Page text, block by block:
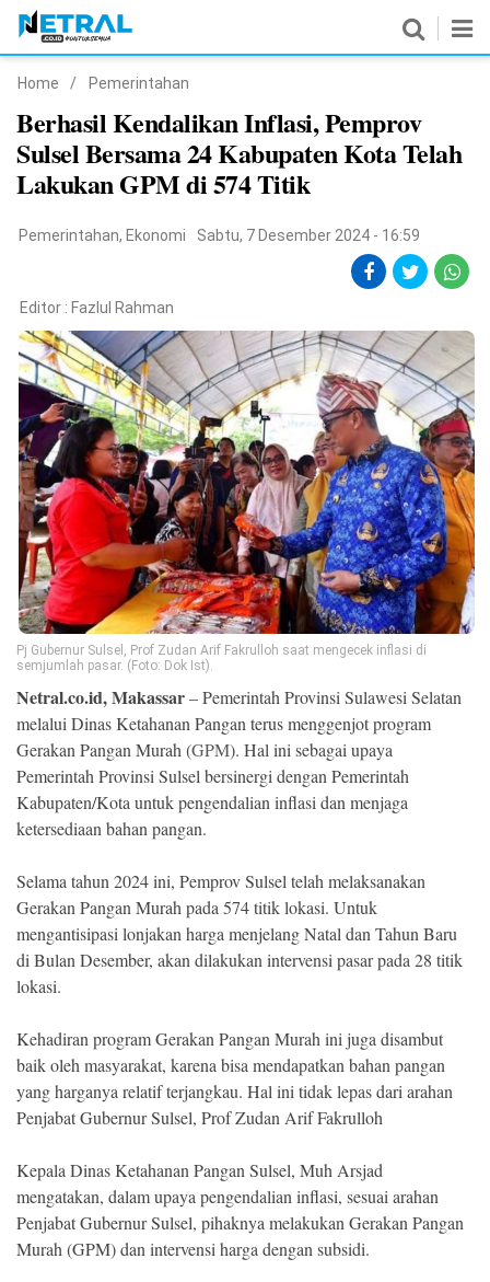
Nasional
Pemerintahan
Hukrim
Pendidikan
Peristiwa
Olahraga
Ekonomi
Memori
©
NETRAL
.
All
Right
Reserved
Home / Pemerintahan
Berhasil Kendalikan Inflasi, Pemprov
Sulsel Bersama 24 Kabupaten Kota Telah
Lakukan GPM di 574 Titik
Pemerintahan, Ekonomi Sabtu, 7 Desember 2024 - 16:59
Editor : Fazlul Rahman
Pj Gubernur Sulsel, Prof Zudan Arif Fakrulloh saat mengecek inflasi di
semjumlah pasar. (Foto: Dok Ist).
Netral.co.id, Makassar– Pemerintah Provinsi Sulawesi Selatan
melalui Dinas Ketahanan Pangan terus menggenjot program
Gerakan Pangan Murah (GPM). Hal ini sebagai upaya
Pemerintah Provinsi Sulsel bersinergi dengan Pemerintah
Kabupaten/Kota untuk pengendalian inflasi dan menjaga
ketersediaan bahan pangan.
Selama tahun 2024 ini, Pemprov Sulsel telah melaksanakan
Gerakan Pangan Murah pada 574 titik lokasi. Untuk
mengantisipasi lonjakan harga menjelang Natal dan Tahun Baru
di Bulan Desember, akan dilakukan intervensi pasar pada 28 titik
lokasi.
Kehadiran program Gerakan Pangan Murah ini juga disambut
baik oleh masyarakat, karena bisa mendapatkan bahan pangan
yang harganya relatif terjangkau. Hal ini tidak lepas dari arahan
Penjabat Gubernur Sulsel, Prof Zudan Arif Fakrulloh
Kepala Dinas Ketahanan Pangan Sulsel, Muh Arsjad
mengatakan, dalam upaya pengendalian inflasi, sesuai arahan
Penjabat Gubernur Sulsel, pihaknya melakukan Gerakan Pangan
Murah (GPM) dan intervensi harga dengan subsidi.